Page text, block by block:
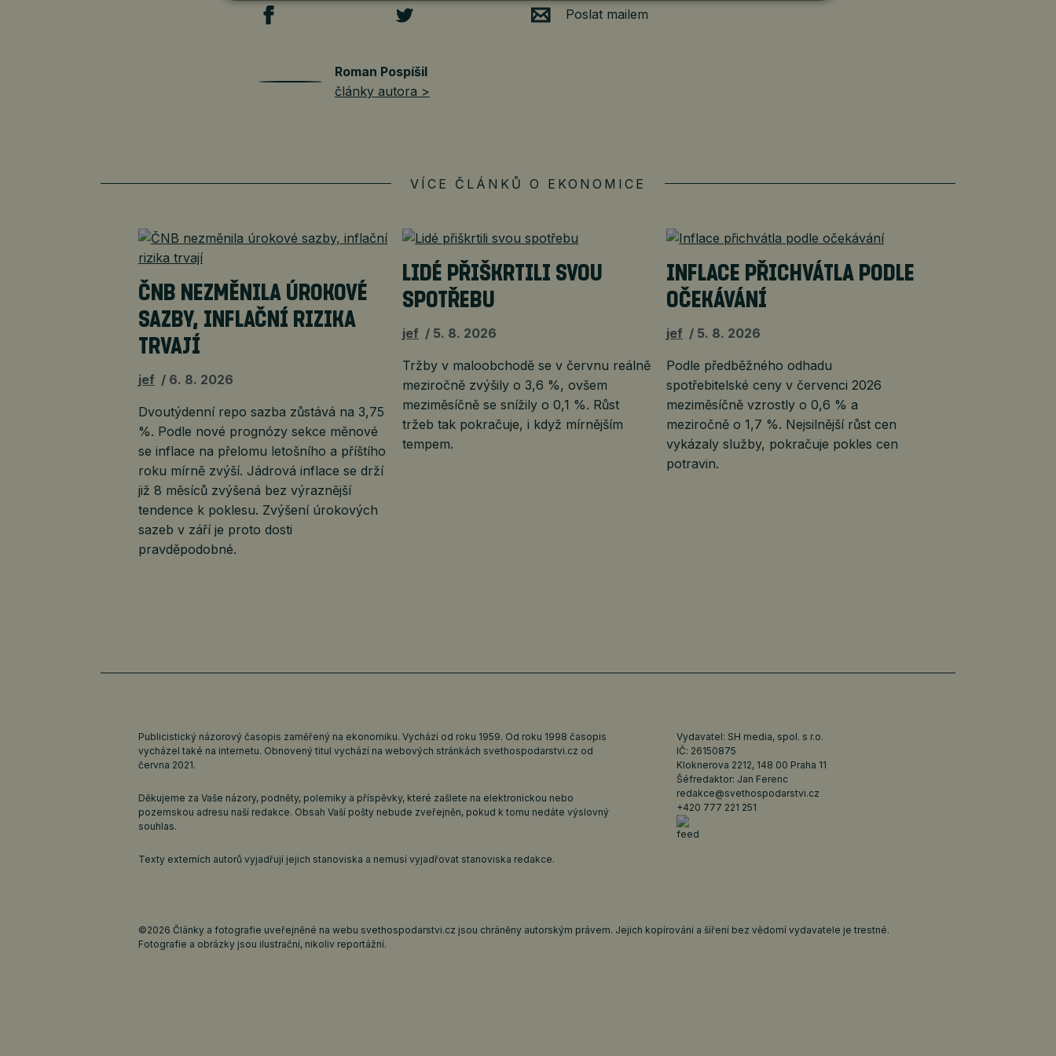
Poslat mailem
Roman Pospíšil
články autora >
VÍCE ČLÁNKŮ O EKONOMICE
ČNB NEZMĚNILA ÚROKOVÉ
SAZBY, INFLAČNÍ RIZIKA
TRVAJÍ
jef 6. 8. 2026
Dvoutýdenní repo sazba zůstává na 3,75
%. Podle nové prognózy sekce měnové
se inflace na přelomu letošního a příštího
roku mírně zvýší. Jádrová inflace se drží
již 8 měsíců zvýšená bez výraznější
tendence k poklesu. Zvýšení úrokových
sazeb v září je proto dosti
pravděpodobné.
LIDÉ PŘIŠKRTILI SVOU
SPOTŘEBU
jef 5. 8. 2026
Tržby v maloobchodě se v červnu reálně
meziročně zvýšily o 3,6 %, ovšem
meziměsíčně se snížily o 0,1 %. Růst
tržeb tak pokračuje, i když mírnějším
tempem.
INFLACE PŘICHVÁTLA PODLE
OČEKÁVÁNÍ
jef 5. 8. 2026
Podle předběžného odhadu
spotřebitelské ceny v červenci 2026
meziměsíčně vzrostly o 0,6 % a
meziročně o 1,7 %. Nejsilnější růst cen
vykázaly služby, pokračuje pokles cen
potravin.
Publicistický názorový časopis zaměřený na ekonomiku. Vychází od roku 1959. Od roku 1998 časopis
vycházel také na internetu. Obnovený titul vychází na webových stránkách svethospodarstvi.cz od
června 2021.
Děkujeme za Vaše názory, podněty, polemiky a příspěvky, které zašlete na elektronickou nebo
pozemskou adresu naší redakce. Obsah Vaší pošty nebude zveřejněn, pokud k tomu nedáte výslovný
souhlas.
Texty externích autorů vyjadřují jejich stanoviska a nemusí vyjadřovat stanoviska redakce.
Vydavatel: SH media, spol. s r.o.
IČ: 26150875
Kloknerova 2212, 148 00 Praha 11
Šéfredaktor: Jan Ferenc
redakce@svethospodarstvi.cz
+420 777 221 251
©2026 Články a fotografie uveřejněné na webu svethospodarstvi.cz jsou chráněny autorským právem. Jejich kopírování a šíření bez vědomí vydavatele je trestné.
Fotografie a obrázky jsou ilustrační, nikoliv reportážní.